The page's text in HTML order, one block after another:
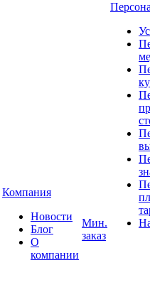
Компания
Новости
Блог
О
компании
Мин.
заказ